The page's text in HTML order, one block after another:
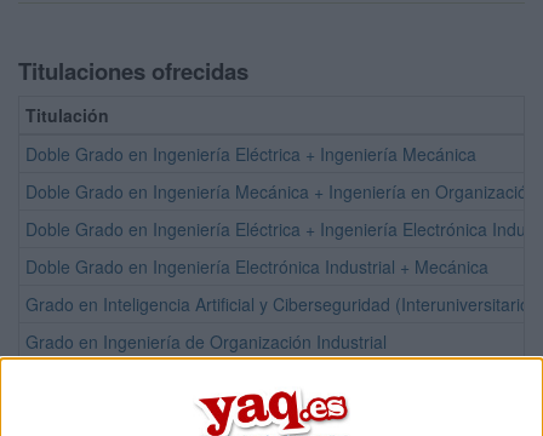
Titulaciones ofrecidas
Titulación
Doble Grado en Ingeniería Eléctrica + Ingeniería Mecánica
Doble Grado en Ingeniería Mecánica + Ingeniería en Organización
Doble Grado en Ingeniería Eléctrica + Ingeniería Electrónica
Doble Grado en Ingeniería Electrónica Industrial + Mecánica
Grado en Inteligencia Artificial y Ciberseguridad (Interuniversitario
Grado en Ingeniería de Organización Industrial
Grado en Ingeniería Electrónica Industrial